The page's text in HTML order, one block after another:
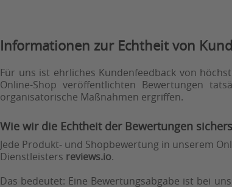
Informationen zur Echtheit von
Für uns ist ehrliches Kundenfeedback von
Online-Shop veröffentlichten Bewertungen
organisatorische Maßnahmen ergriffen.
Wie wir die Echtheit der Bewertungen
Jede Produkt- und Shopbewertung in unserem
Dienstleisters reviews.io.
Das bedeutet: Eine Bewertungsabgabe ist bei